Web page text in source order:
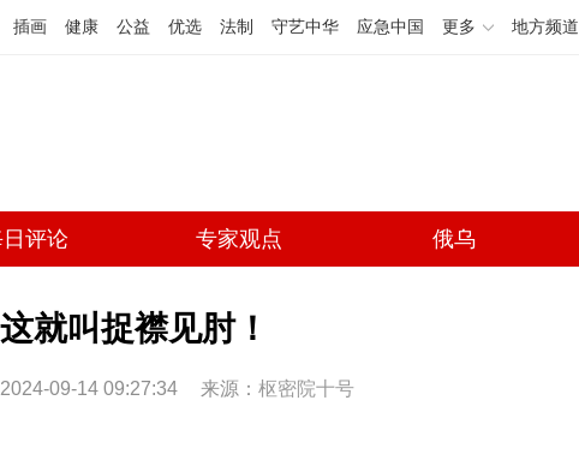
插画 健康 公益 优选 法制 守艺中华 应急中国 更多 地方频道
评论 专家观点 俄乌
这就叫捉襟见肘！
2024-09-14 09:27:34 来源： 枢密院十号